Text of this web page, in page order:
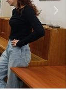
Next